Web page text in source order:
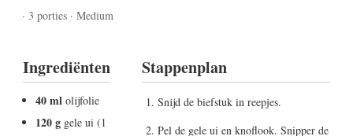
· 3 porties · Medium
Ingrediënten
40 ml olijfolie
120 g gele ui (1
Stappenplan
Snijd de biefstuk in reepjes.
Pel de gele ui en knoflook. Snipper de